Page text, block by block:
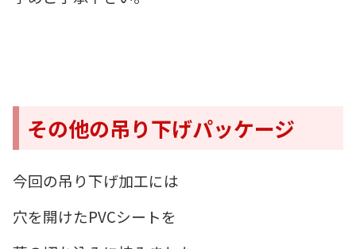
その他の吊り下げパッケージ
今回の吊り下げ加工には
穴を開けたPVCシートを